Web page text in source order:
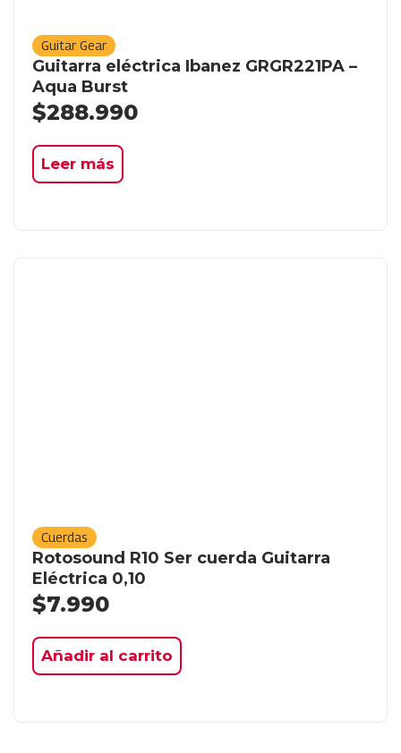
Guitar Gear
Guitarra eléctrica Ibanez GRGR221PA –
Aqua Burst
$288.990
Leer más
Cuerdas
Rotosound R10 Ser cuerda Guitarra
Eléctrica 0,10
$7.990
Añadir al carrito